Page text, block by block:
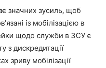
значних зусиль, щоб
із мобілізацією в
щодо служби в ЗСУ є
з дискредитації
зриву мобілізації